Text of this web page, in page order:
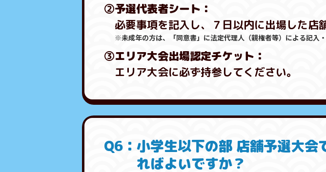
②予選代表者シート：
必要事項を記入し、７日以内に出場した店
※未成年の方は、「同意書」に法定代理人（親権者等）による記入・
③エリア大会出場認定チケット：
エリア大会に必ず持参してください。
Q6：小学生以下の部 店舗予選大
ればよいですか？